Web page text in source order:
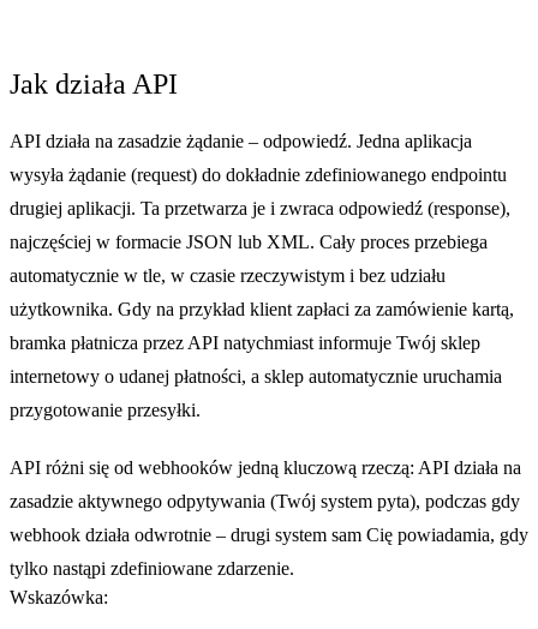
Jak działa API
API działa na zasadzie żądanie – odpowiedź. Jedna aplikacja
wysyła żądanie (request) do dokładnie zdefiniowanego endpointu
drugiej aplikacji. Ta przetwarza je i zwraca odpowiedź (response),
najczęściej w formacie JSON lub XML. Cały proces przebiega
automatycznie w tle, w czasie rzeczywistym i bez udziału
użytkownika. Gdy na przykład klient zapłaci za zamówienie kartą,
bramka płatnicza przez API natychmiast informuje Twój sklep
internetowy o udanej płatności, a sklep automatycznie uruchamia
przygotowanie przesyłki.
API różni się od webhooków jedną kluczową rzeczą: API działa na
zasadzie aktywnego odpytywania (Twój system pyta), podczas gdy
webhook działa odwrotnie – drugi system sam Cię powiadamia, gdy
tylko nastąpi zdefiniowane zdarzenie.
Wskazówka: